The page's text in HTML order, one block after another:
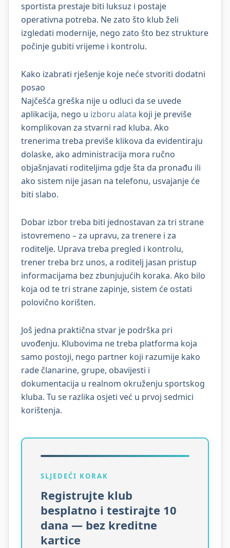
sportista prestaje biti luksuz i postaje
operativna potreba. Ne zato što klub želi
izgledati modernije, nego zato što bez strukture
počinje gubiti vrijeme i kontrolu.
Kako izabrati rješenje koje neće stvoriti dodatni
posao
Najčešća greška nije u odluci da se uvede
aplikacija, nego u izboru alata koji je previše
komplikovan za stvarni rad kluba. Ako
trenerima treba previše klikova da evidentiraju
dolaske, ako administracija mora ručno
objašnjavati roditeljima gdje šta da pronađu ili
ako sistem nije jasan na telefonu, usvajanje će
biti slabo.
Dobar izbor treba biti jednostavan za tri strane
istovremeno – za upravu, za trenere i za
roditelje. Uprava treba pregled i kontrolu,
trener treba brz unos, a roditelj jasan pristup
informacijama bez zbunjujućih koraka. Ako bilo
koja od te tri strane zapinje, sistem će ostati
polovično korišten.
Još jedna praktična stvar je podrška pri
uvođenju. Klubovima ne treba platforma koja
samo postoji, nego partner koji razumije kako
rade članarine, grupe, obavijesti i
dokumentacija u realnom okruženju sportskog
kluba. Tu se razlika osjeti već u prvoj sedmici
korištenja.
SLJEDEĆI KORAK
Registrujte klub
besplatno i testirajte 10
dana — bez kreditne
kartice